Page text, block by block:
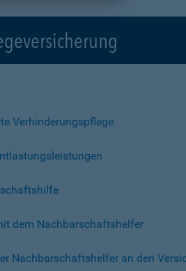
Verhinderungspflege
dem Nachbarschaftshelfer
Nachbarschaftshelfer an den